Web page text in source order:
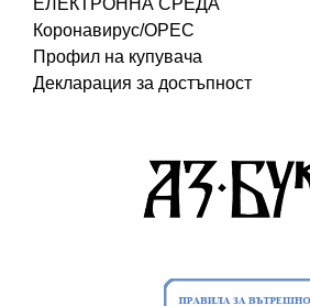
Коронавирус/ОРЕС
Профил на купувача
Декларация за достъпност